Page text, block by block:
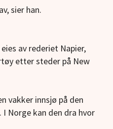
sier han.
av rederiet Napier,
etter steder på New
vakker innsjø på den
Norge kan den dra hvor